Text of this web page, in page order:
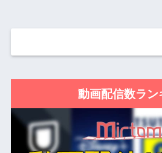
動画配信数ラン